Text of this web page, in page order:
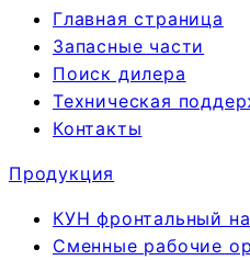
Главная страница
Запасные части
Поиск дилера
Техническая
Контакты
Продукция
КУН фронтальный
Сменные рабочие